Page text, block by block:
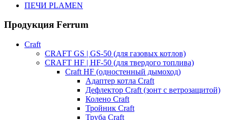
ПЕЧИ PLAMEN
Продукция Ferrum
Craft
CRAFT GS | GS-50 (для газовых котлов)
CRAFT HF | HF-50 (для твердого топлива)
Craft HF (одностенный дымоход)
Адаптер котла Craft
Дефлектор Craft (зонт с ветрозащитой)
Колено Craft
Тройник Craft
Труба Craft